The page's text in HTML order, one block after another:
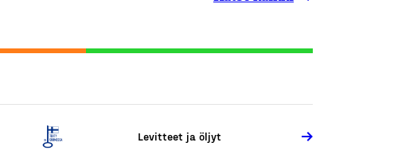
Levitteet ja öljyt